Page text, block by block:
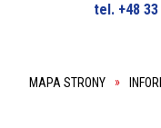
tel. +48
MAPA STRONY